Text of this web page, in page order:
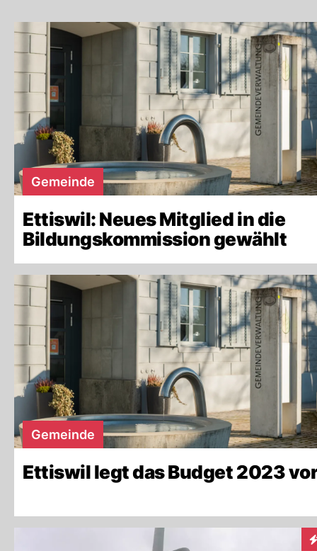
Gemeinde
Ettiswil: Neues Mitglied in die
Bildungskommission gewählt
Gemeinde
Ettiswil legt das Budget 2023 vor